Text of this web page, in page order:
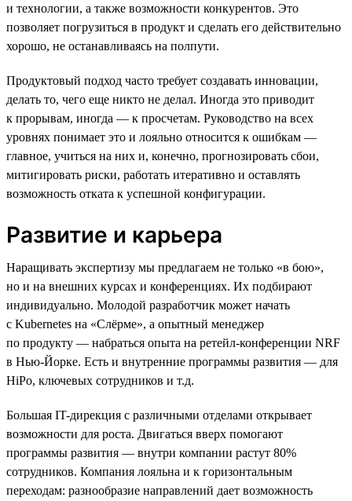
и технологии, а также возможности конкурентов. Это
позволяет погрузиться в продукт и сделать его действительно
хорошо, не останавливаясь на полпути.
Продуктовый подход часто требует создавать инновации,
делать то, чего еще никто не делал. Иногда это приводит
к прорывам, иногда — к просчетам. Руководство на всех
уровнях понимает это и лояльно относится к ошибкам —
главное, учиться на них и, конечно, прогнозировать сбои,
митигировать риски, работать итеративно и оставлять
возможность отката к успешной конфигурации.
Развитие и карьера
Наращивать экспертизу мы предлагаем не только «в бою»,
но и на внешних курсах и конференциях. Их подбирают
индивидуально. Молодой разработчик может начать
с Kubernetes на «Слёрме», а опытный менеджер
по продукту — набраться опыта на ретейл-конференции NRF
в Нью-Йорке. Есть и внутренние программы развития — для
HiPo, ключевых сотрудников и т.д.
Большая IT-дирекция с различными отделами открывает
возможности для роста. Двигаться вверх помогают
программы развития — внутри компании растут 80%
сотрудников. Компания лояльна и к горизонтальным
переходам: разнообразие направлений дает возможность